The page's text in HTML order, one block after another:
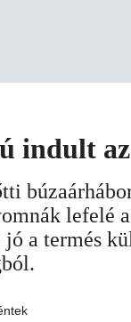
indult
lefelé
a termés